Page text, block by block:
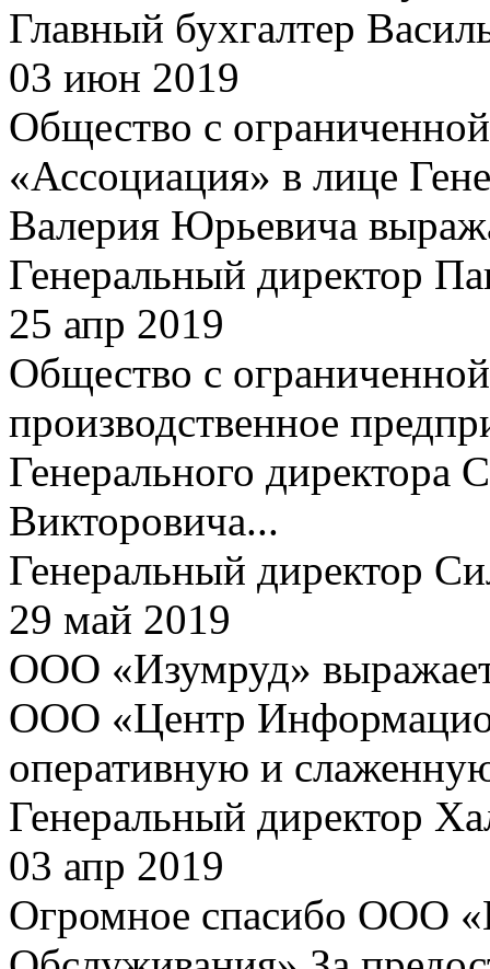
Главный бухгалтер
03 июн 2019
Общество с
«Ассоциация» в лице
Валерия Юрьевича
Генеральный директор
25 апр 2019
Общество с
производственное
Генерального директора
Викторовича...
Генеральный директор
29 май 2019
ООО «Изумруд» выражает
ООО «Центр
оперативную и
Генеральный директор
03 апр 2019
Огромное спасибо ООО